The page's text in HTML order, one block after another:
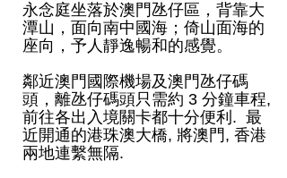
永念庭坐落於澳門氹仔區，背靠大
潭山，面向南中國海；倚山面海的
座向，予人靜逸暢和的感覺。
鄰近澳門國際機場及澳門氹仔碼
頭，離氹仔碼頭只需約 3 分鐘車程,
前往各出入境關卡都十分便利. 最
近開通的港珠澳大橋, 將澳門, 香港
兩地連繫無隔.